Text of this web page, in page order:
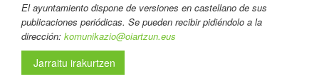
El ayuntamiento dispone de versiones en castellano de sus
publicaciones periódicas. Se pueden recibir pidiéndolo a la
dirección: komunikazio@oiartzun.eus
Jarraitu irakurtzen